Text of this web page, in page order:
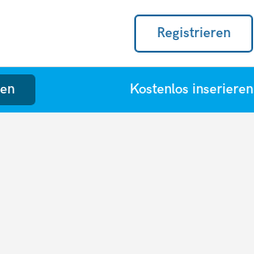
Registrieren
Kostenlos inserieren